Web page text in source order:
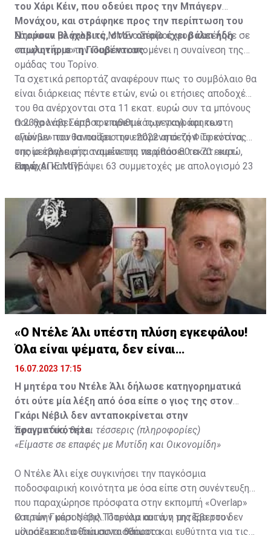
του Χάρι Κέιν, που οδεύει προς την Μπάγερν
Μονάχου, και στράφηκε προς την περίπτωση του
Ντούσαν Βλάχοβιτς, στον οποίο έχει βάλει ήδη
«πωλητήριο» η Γιουβέντους.
Σύμφωνα με γαλλικά ΜΜΕ ο Σέρβος φορ κατέληξε σε
συμφωνία με την Παρί και απομένει η συναίνεση της
ομάδας του Τορίνο.
Τα σχετικά ρεπορτάζ αναφέρουν πως το συμβόλαιο θα
είναι διάρκειας πέντε ετών, ενώ οι ετήσιες αποδοχές
του θα ανέρχονται στα 11 εκατ. ευρώ συν τα μπόνους
που θα λάβει από τον αριθμό των γκολ και των
αγώνων που θα παίξει την επόμενη σεζόν. Το κόστος
της μεταγραφής αναμένεται να φθάσει τα 70 εκατ.
ευρώ.
Ο 23χρονος Σέρβος επιθετικός μεταγράφηκε στη
«Γιούβε» τον Ιανουάριο του 2022 από τη Φιορεντίνα, η
οποία έβαλε στα ταμεία της περίπου 80 εκατ. ευρώ,
και έχει καταγράψει 63 συμμετοχές με απολογισμό 23
Πηγή: ΑΠΕ ΜΠΕ
«Ο Ντέλε Άλι υπέστη πλύση εγκεφάλου!
Όλα είναι ψέματα, δεν είναι
υιοθετημένος»
16.07.2023 17:15
Η μητέρα του Ντέλε Άλι δήλωσε κατηγορηματικά
ότι ούτε μία λέξη από όσα είπε ο γιος της στον
Γκάρι Νέβιλ δεν ανταποκρίνεται στην
πραγματικότητα.
Έφυγαν δύο, θέλει τέσσερις (πληροφορίες)
«Είμαστε σε επαφές με Μυτίδη και Οικονομίδη»
Ο Ντέλε Άλι είχε συγκινήσει την παγκόσμια
ποδοσφαιρική κοινότητα με όσα είπε στη συνέντευξη
που παραχώρησε πρόσφατα στην εκπομπή «Overlap»
και τον Γκάρι Νέβιλ. Παρόλα αυτά, η μητέρα του δεν
μοιράζεται τα ίδια συναισθήματα.
Ο πρώην μέσος της Τότεναμ και νυν της Έβερτον
μίλησε με αξιοθαύμαστο θάρρος και ευθύτητα για τις